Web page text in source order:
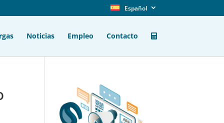
Español
Noticias Empleo Contacto